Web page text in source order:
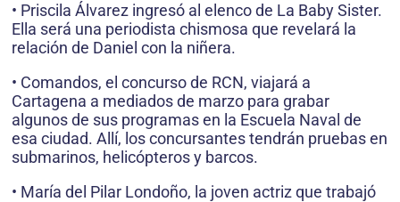
• Priscila Álvarez ingresó al elenco de La Baby Sister.
Ella será una periodista chismosa que revelará la
relación de Daniel con la niñera.
• Comandos, el concurso de RCN, viajará a
Cartagena a mediados de marzo para grabar
algunos de sus programas en la Escuela Naval de
esa ciudad. Allí, los concursantes tendrán pruebas en
submarinos, helicópteros y barcos.
• María del Pilar Londoño, la joven actriz que trabajó